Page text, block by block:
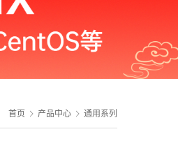
首页 产品中心 通用系列